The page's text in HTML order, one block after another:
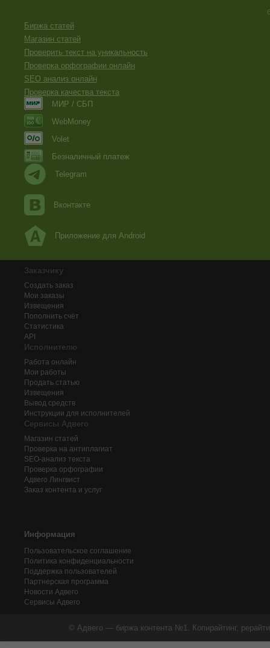
Биржа статей
Магазин статей
Проверить текст на уникальность
Проверка орфографии онлайн
SEO анализ онлайн
Проверка качества текста
МИР / СБП
WebMoney
Volet
Безналичный платеж
Telegram
Вконтакте
Приложение для Android
Заказчику
Создать заказ
Мои заказы
Извещения
Пополнить счёт
Статистика
API
Исполнителю
Работа онлайн
Мои работы
Продать статью
Извещения
Вывод средств
Инструкции для исполнителей
Сервисы Адвего
Магазин статей
Проверка на антиплагиат
SEO-анализ текста
Проверка орфографии
Адвего Лингвист
Заказ контента и услуг
Информация
Пользовательское соглашение
Политика конфиденциальности
Поддержка пользователей
Партнерская программа
Новости Адвего
Сервисы Адвего
© Адвего — биржа контента №1. Копирайтинг,